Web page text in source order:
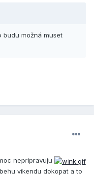
budu možná muset
nepripravuju
vikendu dokopat a to